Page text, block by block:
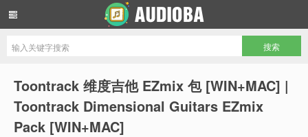
Toontrack 维度吉他 EZmix 包 [WIN+MAC] |
Toontrack Dimensional Guitars EZmix
Pack [WIN+MAC]